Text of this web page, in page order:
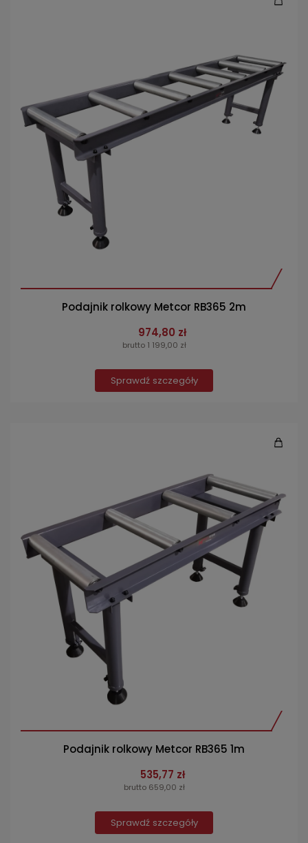
Podajnik rolkowy Metcor RB365 2m
974,80 zł
brutto 1 199,00 zł
Sprawdź szczegóły
Podajnik rolkowy Metcor RB365 1m
535,77 zł
brutto 659,00 zł
Sprawdź szczegóły